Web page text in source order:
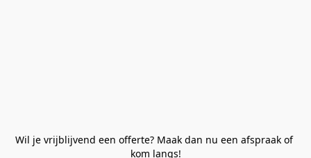
Wil je vrijblijvend een offerte? Maak dan nu een afspraak of
kom langs!